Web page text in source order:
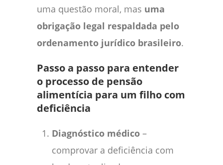
uma questão moral, mas uma
obrigação legal respaldada pelo
ordenamento jurídico brasileiro.
Passo a passo para entender
o processo de pensão
alimentícia para um filho com
deficiência
Diagnóstico médico –
comprovar a deficiência com